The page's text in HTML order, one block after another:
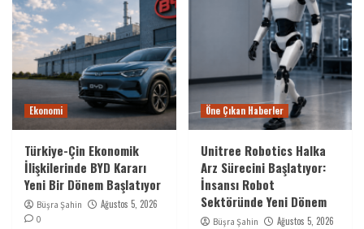
Ekonomi
Türkiye-Çin Ekonomik
İlişkilerinde BYD Kararı
Yeni Bir Dönem Başlatıyor
Büşra Şahin Ağustos 5, 2026
0
Öne Çıkan Haberler
Unitree Robotics Halka
Arz Sürecini Başlatıyor:
İnsansı Robot
Sektöründe Yeni Dönem
Büşra Şahin Ağustos 5, 2026